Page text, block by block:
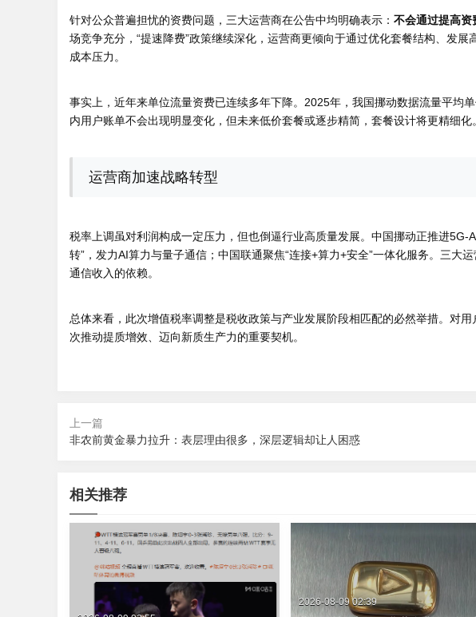
针对公众普遍担忧的资费问题，三大运营商在公告中均明确表示： 不会通过提高资
场竞争充分，“提速降费”政策继续深化，运营商更倾向于通过优化套餐结构、发
成本压力。
事实上，近年来单位流量资费已连续多年下降。2025年，我国挪动数据流量平均
内用户账单不会出现明显变化，但未来低价套餐或逐步精简，套餐设计将更精细化。
运营商加速战略转型
税率上调虽对利润构成一定压力，但也倒逼行业高质量发展。中国挪动正推进5G-
转”，发力AI算力与量子通信；中国联通聚焦“连接+算力+安全”一体化服务。三大
通信收入的依赖。
总体来看，此次增值税率调整是税收政策与产业发展阶段相匹配的必然举措。对
次推动提质增效、迈向新质生产力的重要契机。
上一篇
非农前黄金暴力拉升：表层理由很多，深层逻辑却让人困惑
相关推荐
2026-08-09 02:39